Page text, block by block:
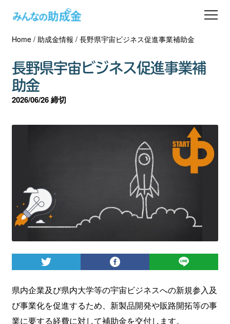
助成金を探す
士業の方へ
助成金コラム
会員登録
Home/ 助成金情報 / 長野県宇宙ビジネス促進事業補助金
長野県宇宙ビジネス促進事業補
助金
2026/06/26 締切
県内企業及び県内大学等の宇宙ビジネスへの新規参入及
び事業化を促進するため、新製品開発や販路開拓等の事
業に要する経費に対して補助金を交付します。